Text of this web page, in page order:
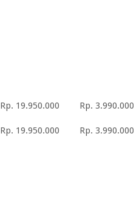
Rp. 19.950.000 Rp. 3.990.000
Rp. 19.950.000 Rp. 3.990.000